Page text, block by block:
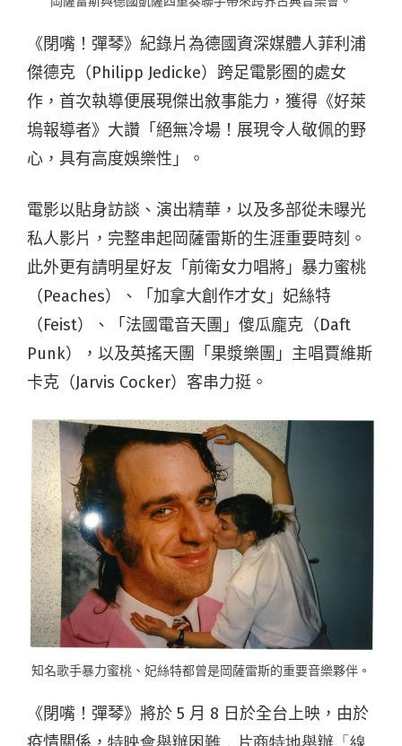
《閉嘴！彈琴》紀錄片為德國資深媒體人菲利浦
傑德克（Philipp Jedicke）跨足電影圈的處女
作，首次執導便展現傑出敘事能力，獲得《好萊
塢報導者》大讚「絕無冷場！展現令人敬佩的野
心，具有高度娛樂性」。
電影以貼身訪談、演出精華，以及多部從未曝光
私人影片，完整串起岡薩雷斯的生涯重要時刻。
此外更有請明星好友「前衛女力唱將」暴力蜜桃
（Peaches）、「加拿大創作才女」妃絲特
（Feist）、「法國電音天團」傻瓜龐克（Daft
Punk），以及英搖天團「果漿樂團」主唱賈維斯
卡克（Jarvis Cocker）客串力挺。
知名歌手暴力蜜桃、妃絲特都曾是岡薩雷斯的重要音樂夥伴。
《閉嘴！彈琴》將於 5 月 8 日於全台上映，由於